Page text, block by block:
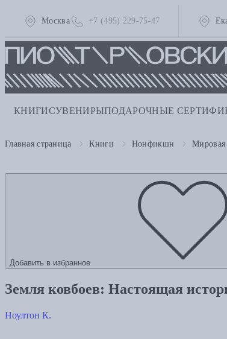
Москва +7 (495) 229-75-47
КНИГИСУВЕНИРЫПОДАРОЧНЫЕ
Главная страница Книги Нонфикшн Мировая
Добавить в избранное
Земля ковбоев: Настоящая
Ноултон К.